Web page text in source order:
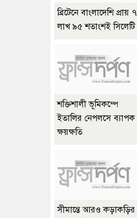
ব্রিটেনে বাংলাদেশি প্রায় ৭
লাখ ৯৫ শতাংশই সিলেটি
শক্তিশালী ভূমিকম্পে
ইতালির নেপলসে ব্যাপক
ক্ষয়ক্ষতি
সীমান্তে আরও কড়াকড়ির